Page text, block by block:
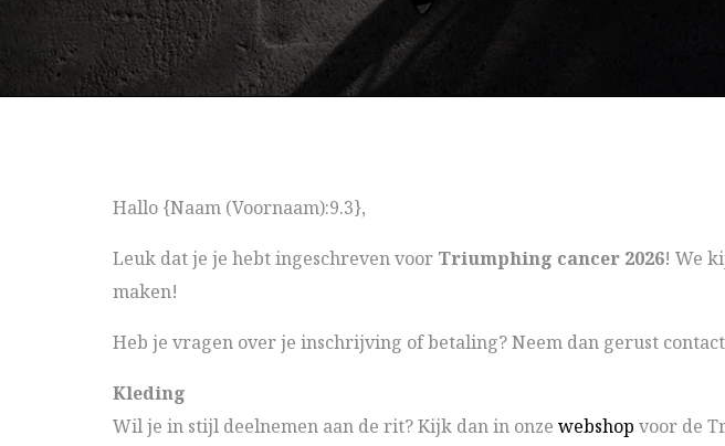
Hallo {Naam (Voornaam):9.3},
Leuk dat je je hebt ingeschreven voor Triumphing cancer 2026! We
maken!
Heb je vragen over je inschrijving of betaling? Neem dan gerust
Kleding
Wil je in stijl deelnemen aan de rit? Kijk dan in onze webshop voor de